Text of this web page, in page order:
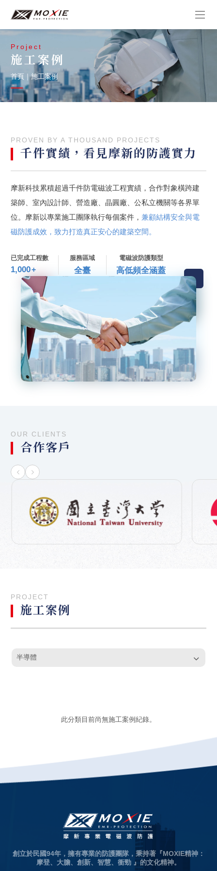
Project
施工案例
首頁 ｜施工案例
PROVEN BY A THOUSAND PROJECTS
千件實績，看見摩新的防護實力
摩新科技累積超過千件防電磁波工程實績，合作對象橫跨建
築師、室內設計師、營造廠、晶圓廠、公私立機關等各界單
位。摩新以專業施工團隊執行每個案件，兼顧結構安全與電
磁防護成效，致力打造真正安心的建築空間。
已完成工程數
1,000+
服務區域
全臺
電磁波防護類型
高低頻全涵蓋
OUR CLIENTS
合作客戶
PROJECT
施工案例
半導體
此分類目前尚無施工案例紀錄。
創立於民國94年，擁有專業的防護團隊，秉持著『MOXIE精神：
摩登、大膽、創新、智慧、衝勁 』的文化精神。